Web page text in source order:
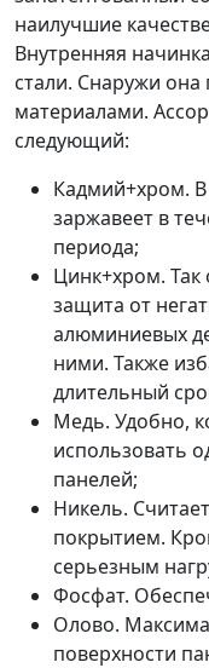
наилучшие
Внутренняя
стали. Снаружи
материалами.
следующий:
Кадмий+хром.
заржавеет в
периода;
Цинк+хром. Так
защита от
алюминиевых
ними. Также
длительный
Медь. Удобно,
использовать
панелей;
Никель.
покрытием.
серьезным
Фосфат.
Олово.
поверхности